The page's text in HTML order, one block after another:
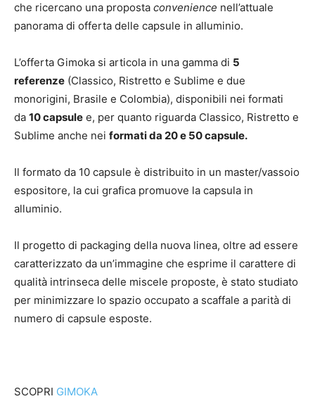
che ricercano una proposta convenience nell’attuale
panorama di offerta delle capsule in alluminio.
L’offerta Gimoka si articola in una gamma di 5
referenze (Classico, Ristretto e Sublime e due
monorigini, Brasile e Colombia), disponibili nei formati
da 10 capsule e, per quanto riguarda Classico, Ristretto e
Sublime anche nei formati da 20 e 50 capsule.
Il formato da 10 capsule è distribuito in un master/vassoio
espositore, la cui grafica promuove la capsula in
alluminio.
Il progetto di packaging della nuova linea, oltre ad essere
caratterizzato da un’immagine che esprime il carattere di
qualità intrinseca delle miscele proposte, è stato studiato
per minimizzare lo spazio occupato a scaffale a parità di
numero di capsule esposte.
SCOPRI GIMOKA